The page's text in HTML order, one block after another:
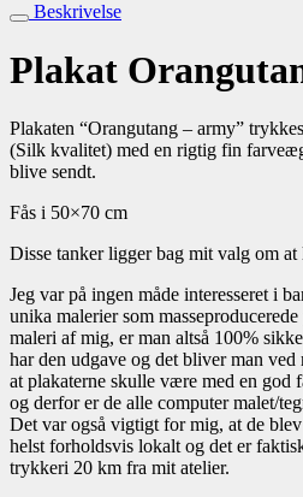
Beskrivelse
Plakat
Plakaten “Orangutang – army”
(Silk kvalitet) med en rigtig fin
blive sendt.
Fås i 50×70 cm
Disse tanker ligger bag mit valg om at
Jeg var på ingen måde interesseret i
unika malerier som
maleri af mig, er man altså 100%
har den udgave og det bliver man
at plakaterne skulle være med en god
og derfor er de alle computer malet/
Det var også vigtigt for mig, at de
helst forholdsvis lokalt og det er
trykkeri 20 km fra mit atelier.